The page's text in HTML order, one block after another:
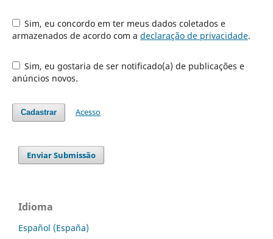
Sim, eu concordo em ter meus dados coletados e
armazenados de acordo com a declaração de privacidade.
Sim, eu gostaria de ser notificado(a) de publicações e
anúncios novos.
Cadastrar Acesso
Enviar Submissão
Idioma
Español (España)